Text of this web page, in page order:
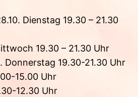
Dienstag 19.30 – 21.30
19.30 – 21.30 Uhr
Donnerstag 19.30-21.30 Uhr
15.00 Uhr
12.30 Uhr